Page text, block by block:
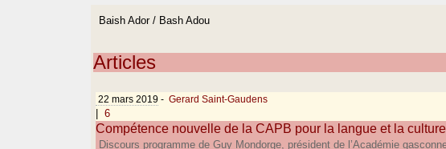
Baish Ador / Bash Adou
Articles
22 mars 2019 - Gerard Saint-Gaudens
6
Compétence nouvelle de la CAPB pour la langue et la
Discours programme de Guy Mondorge, président de l’Académie